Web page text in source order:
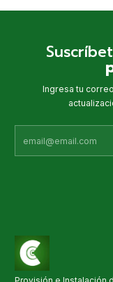
Ingresa tu